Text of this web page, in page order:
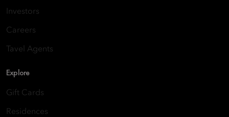
Investors
Careers
Tavel Agents
Explore
Gift Cards
Residences